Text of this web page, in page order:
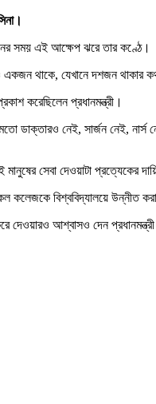
সময় এই আক্ষেপ ঝরে তার কণ্ঠে।
একজন থাকে, যেখানে দশজন থাকার
করেছিলেন প্রধানমন্ত্রী।
ডাক্তারও নেই, সার্জন নেই,
মানুষের সেবা দেওয়াটা প্রত্যেকের
কলেজকে বিশ্ববিদ্যালয়ে উন্নীত
দেওয়ারও আশ্বাসও দেন